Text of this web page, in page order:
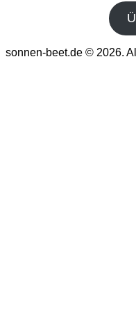
sonnen-beet.de © 2026.